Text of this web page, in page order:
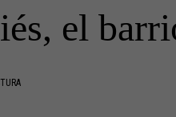
el